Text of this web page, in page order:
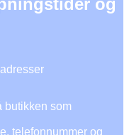
og
butikken som
telefonnummer og